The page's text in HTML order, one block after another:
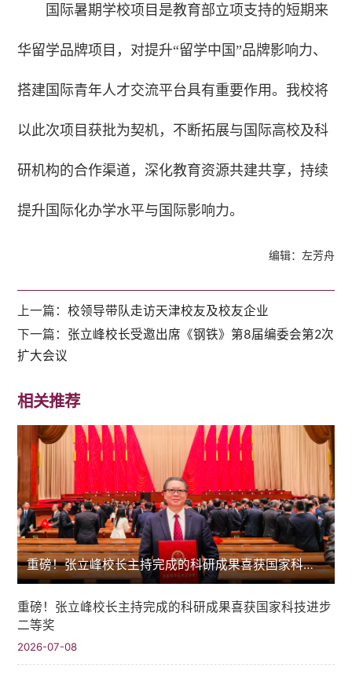
国际暑期学校项目是教育部立项支持的短期来
华留学品牌项目，对提升“留学中国”品牌影响力、
搭建国际青年人才交流平台具有重要作用。我校将
以此次项目获批为契机，不断拓展与国际高校及科
研机构的合作渠道，深化教育资源共建共享，持续
提升国际化办学水平与国际影响力。
编辑：左芳舟
上一篇：校领导带队走访天津校友及校友企业
下一篇： 张立峰校长受邀出席《钢铁》第8届编委会第2次
扩大会议
相关推荐
重磅！张立峰校长主持完成的科研成果喜获国家科技进步二等奖
重磅！张立峰校长主持完成的科研成果喜获国家科技进步
二等奖
2026-07-08